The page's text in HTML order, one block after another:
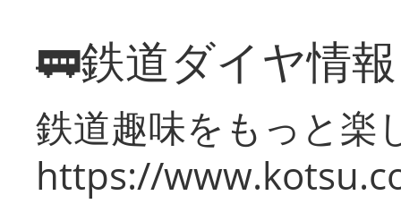
🚃鉄道ダイヤ情
鉄道趣味をもっと楽
https://